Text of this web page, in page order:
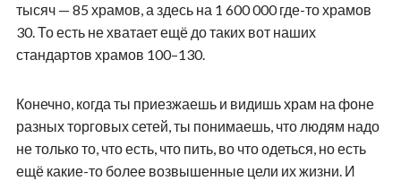
тысяч — 85 храмов, а здесь на 1 600 000 где-то храмов
30. То есть не хватает ещё до таких вот наших
стандартов храмов 100–130.
Конечно, когда ты приезжаешь и видишь храм на фоне
разных торговых сетей, ты понимаешь, что людям надо
не только то, что есть, что пить, во что одеться, но есть
ещё какие-то более возвышенные цели их жизни. И